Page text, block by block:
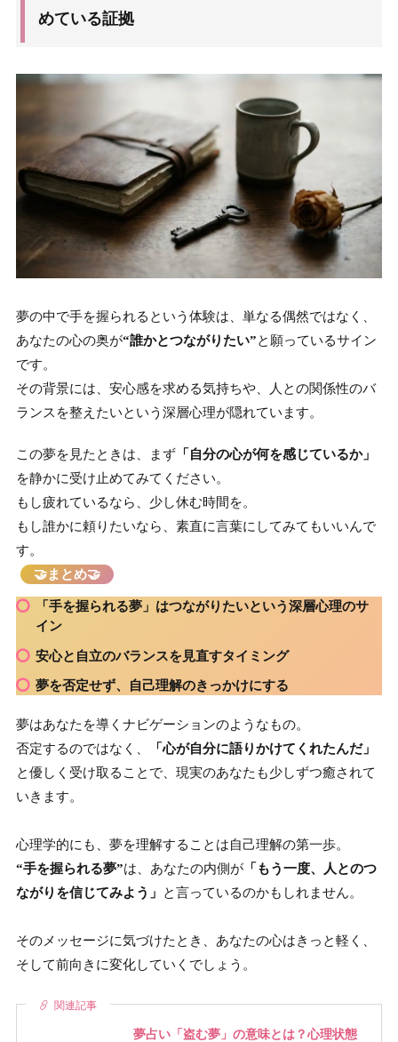
めている証拠
夢の中で手を握られるという体験は、単なる偶然ではなく、
あなたの心の奥が“誰かとつながりたい”と願っているサイン
です。
その背景には、安心感を求める気持ちや、人との関係性のバ
ランスを整えたいという深層心理が隠れています。
この夢を見たときは、まず「自分の心が何を感じているか」
を静かに受け止めてみてください。
もし疲れているなら、少し休む時間を。
もし誰かに頼りたいなら、素直に言葉にしてみてもいいんで
す。
🤝まとめ🤝
「手を握られる夢」はつながりたいという深層心理のサ
イン
安心と 自立のバランスを見直すタイミング
夢を否定せず、 自己理解のきっかけにする
夢はあなたを導くナビゲーションのようなもの。
否定するのではなく、
「心が自分に語りかけてくれたんだ」
と優しく受け取ることで、現実のあなたも少しずつ癒されて
いきます。
心理学的にも、夢を理解することは自己理解の第一歩。
“手を握られる夢”は、あなたの内側が「もう一度、人とのつ
ながりを信じてみよう」
と言っているのかもしれません。
そのメッセージに気づけたとき、あなたの心はきっと軽く、
そして前向きに変化していくでしょう。
関連記事
夢占い「盗む夢」の意味とは？心理状態